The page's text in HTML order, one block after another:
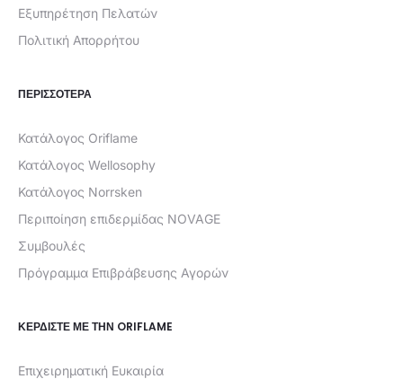
Εξυπηρέτηση Πελατών
Πολιτική Απορρήτου
ΠΕΡΙΣΣΟΤΕΡΑ
Κατάλογος Oriflame
Κατάλογος Wellosophy
Κατάλογος Norrsken
Περιποίηση επιδερμίδας NOVAGE
Συμβουλές
Πρόγραμμα Επιβράβευσης Αγορών
ΚΕΡΔΊΣΤΕ ΜΕ ΤΗΝ ORIFLAME
Επιχειρηματική Ευκαιρία